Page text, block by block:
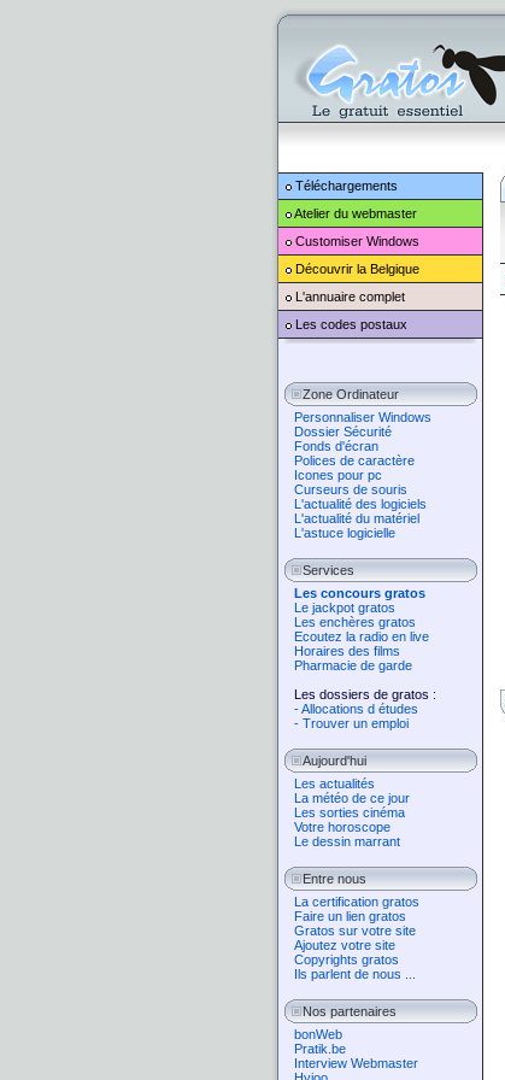
Téléchargements
Atelier du webmaster
Customiser Windows
Découvrir la Belgique
L'annuaire complet
Les codes postaux
Zone Ordinateur
Personnaliser Windows
Dossier Sécurité
Fonds d'écran
Polices de caractère
Icones pour pc
Curseurs de souris
L'actualité des logiciels
L'actualité du matériel
L'astuce logicielle
Services
Les concours gratos
Le jackpot gratos
Les enchères gratos
Ecoutez la radio en live
Horaires des films
Pharmacie de garde
Les dossiers de gratos :
- Allocations d études
- Trouver un emploi
Aujourd'hui
Les actualités
La météo de ce jour
Les sorties cinéma
Votre horoscope
Le dessin marrant
Entre nous
La certification gratos
Faire un lien gratos
Gratos sur votre site
Ajoutez votre site
Copyrights gratos
Ils parlent de nous ...
Nos partenaires
bonWeb
Pratik.be
Interview Webmaster